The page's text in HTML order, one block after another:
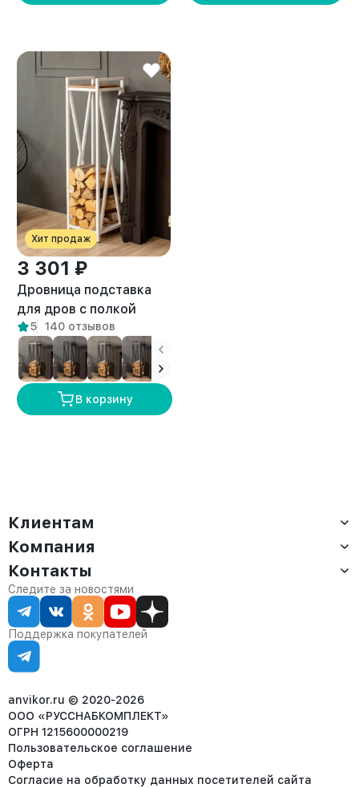
Хит продаж
3 301 ₽
Дровница подставка
для дров с полкой
лофт Тонто белый/
амаретто
5 140 отзывов
В корзину
Клиентам
Доставка
Оплата
Сервис
Статус заказа
Статьи
Компания
О компании
Контакты
Партнёрам
Контакты
Отдел продаж:
8 (800) 234-22-62
corp@anvikor.ru
Ежедневно, с 7:00-19:00 (МСК)
Отдел рекламации:
8 (953) 455-25-61
Следите за новостями
Поддержка покупателей
anvikor.ru © 2020-2026
ООО «РУССНАБКОМПЛЕКТ»
ОГРН 1215600000219
Пользовательское соглашение
Оферта
Согласие на обработку данных посетителей сайта